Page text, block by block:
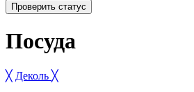
Проверить статус
Посуда
╳ Деколь ╳